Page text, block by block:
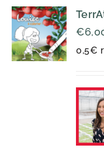
0,5€
€